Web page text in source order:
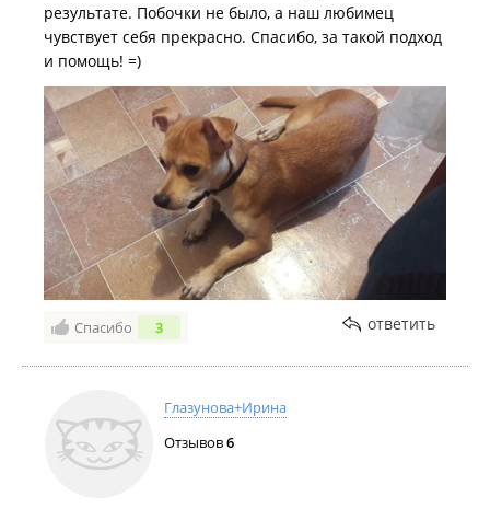
результате. Побочки не было, а наш любимец
чувствует себя прекрасно. Спасибо, за такой подход
и помощь! =)
Спасибо 3 ответить
Глазунова+Ирина
Отзывов6